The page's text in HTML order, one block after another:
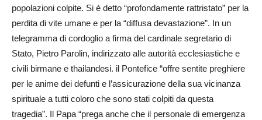
popolazioni colpite. Si è detto “profondamente rattristato” per la
perdita di vite umane e per la “diffusa devastazione”. In un
telegramma di cordoglio a firma del cardinale segretario di
Stato, Pietro Parolin, indirizzato alle autorità ecclesiastiche e
civili birmane e thailandesi. il Pontefice “offre sentite preghiere
per le anime dei defunti e l’assicurazione della sua vicinanza
spirituale a tutti coloro che sono stati colpiti da questa
tragedia”. Il Papa “prega anche che il personale di emergenza